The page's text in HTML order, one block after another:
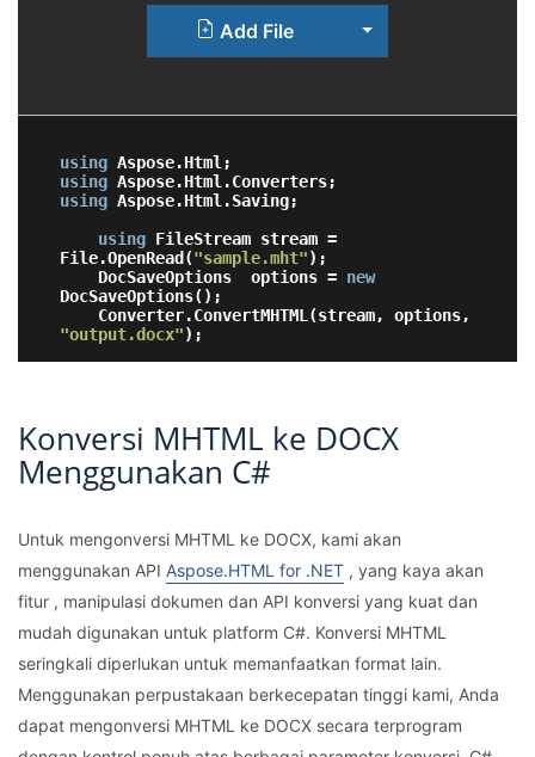
Add File Toggle Dropdown
using
using
using Aspose.Html.Saving;
using FileStream stream =
File.OpenRead("sample.mht");
    DocSaveOptions  options =
new
DocSaveOptions();
"output.docx"
Konversi MHTML ke DOCX
Menggunakan C#
Untuk mengonversi MHTML ke DOCX, kami akan
menggunakan API Aspose.HTML for .NET , yang kaya akan
fitur , manipulasi dokumen dan API konversi yang kuat dan
mudah digunakan untuk platform C#. Konversi MHTML
seringkali diperlukan untuk memanfaatkan format lain.
Menggunakan perpustakaan berkecepatan tinggi kami, Anda
dapat mengonversi MHTML ke DOCX secara terprogram